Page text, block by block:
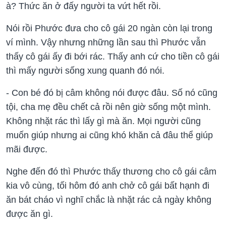
à? Thức ăn ở đấy người ta vứt hết rồi.
Nói rồi Phước đưa cho cô gái 20 ngàn còn lại trong
ví mình. Vậy nhưng những lần sau thì Phước vẫn
thấy cô gái ấy đi bới rác. Thấy anh cứ cho tiền cô gái
thì mấy người sống xung quanh đó nói.
- Con bé đó bị câm không nói được đâu. Số nó cũng
tội, cha mẹ đều chết cả rồi nên giờ sống một mình.
Không nhặt rác thì lấy gì mà ăn. Mọi người cũng
muốn giúp nhưng ai cũng khó khăn cả đâu thể giúp
mãi được.
Nghe đến đó thì Phước thấy thương cho cô gái câm
kia vô cùng, tối hôm đó anh chở cô gái bất hạnh đi
ăn bát cháo vì nghĩ chắc là nhặt rác cả ngày không
được ăn gì.